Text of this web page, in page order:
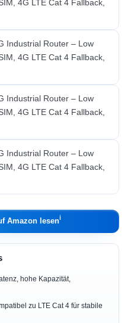
Amazon lesenℹ︎
hohe Kapazität,
zu LTE Cat 4 für stabile